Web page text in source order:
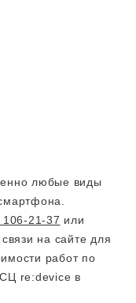
любые виды
21-37 или
на сайте для
работ по
re:device в